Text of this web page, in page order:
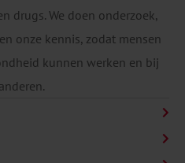
drugs. We doen onderzoek,
onze kennis, zodat mensen
kunnen werken en bij